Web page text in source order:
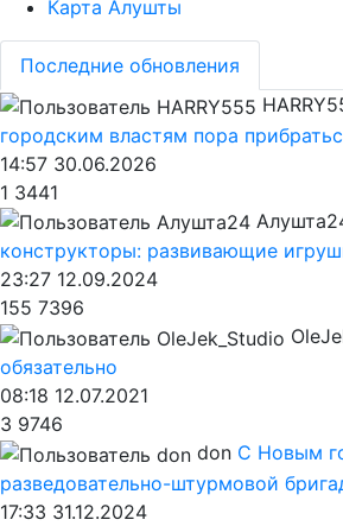
Карта Алушты
Последние обновления
городским властям пора
14:57 30.06.2026
1 3441
конструкторы: развивающие
23:27 12.09.2024
155 7396
обязательно
08:18 12.07.2021
3 9746
don С Новым
разведовательно-штурмовой
17:33 31.12.2024